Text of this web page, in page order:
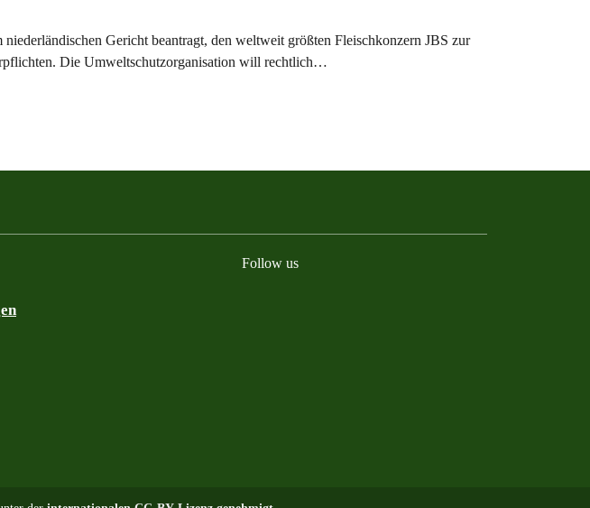
niederländischen Gericht beantragt, den weltweit größten Fleischkonzern JBS zur
Die Umweltschutzorganisation will rechtlich…
Follow us